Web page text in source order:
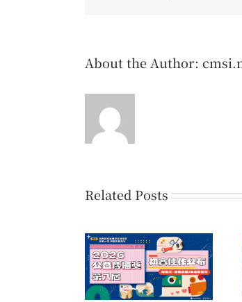
About the Author:
Related Posts
第16屆「您的一票，決定
愛的力量」公益傳播領域
提案開放公告